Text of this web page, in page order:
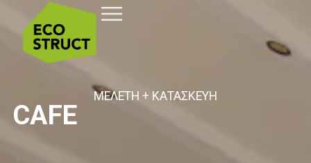
ΜΕΛΕΤΗ + ΚΑΤΑΣΚΕΥΗ
CAFE